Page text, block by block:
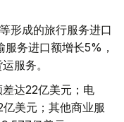
形成的旅行服务进口
务进口额增长5%，
服务。
达22亿美元；电
美元；其他商业服